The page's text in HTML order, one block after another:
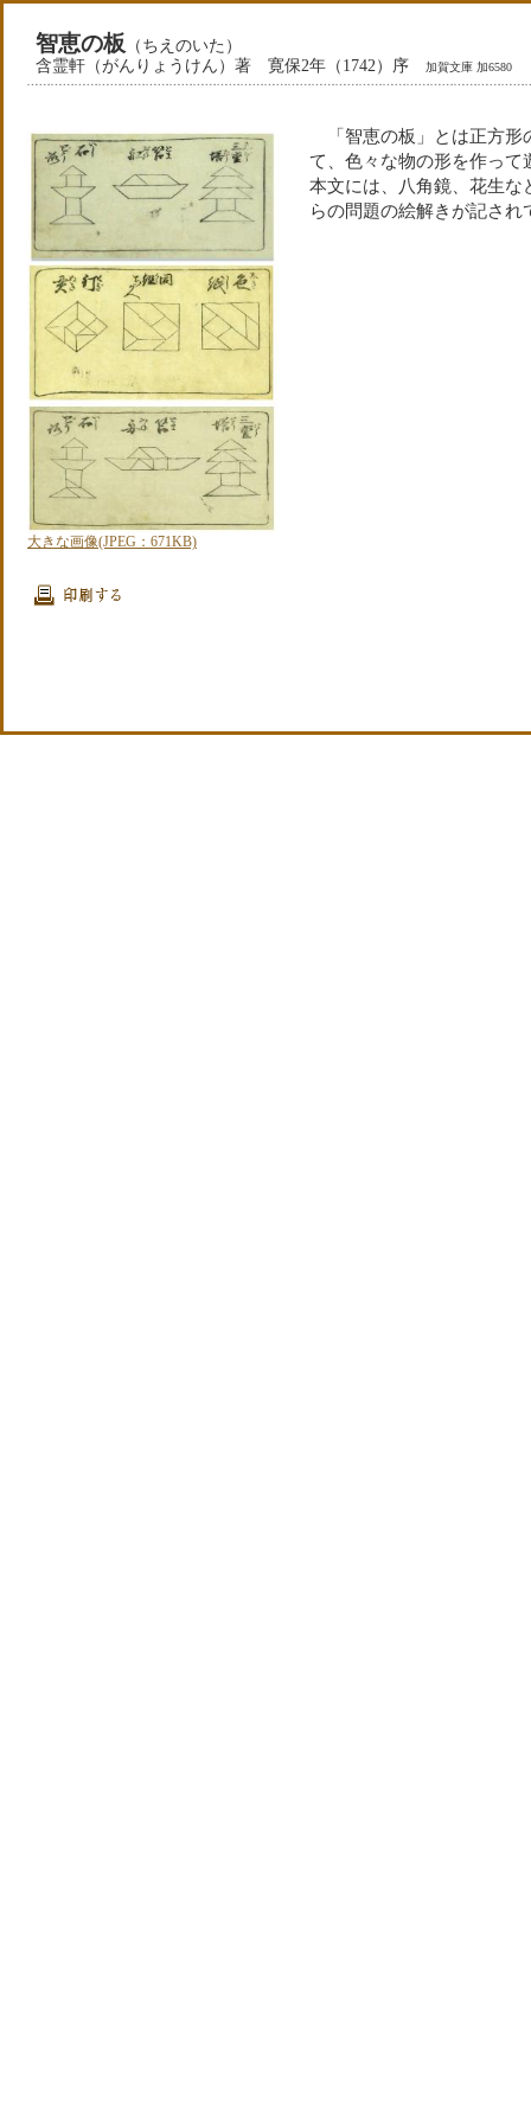
智恵の板
（ちえのいた）
含霊軒（がんりょうけん）著 寛保2年（1742）序
加賀文庫 加6580
大きな画像(JPEG：671KB)
「智恵の板」とは正方形
て、色々な物の形を作って
本文には、八角鏡、花生な
らの問題の絵解きが記され